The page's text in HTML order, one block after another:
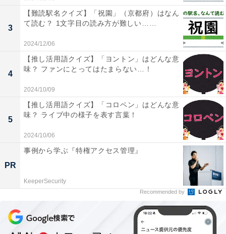
3
【難読駅名クイズ】「祝園」（京都府）はなん
て読む？ 1文字目の読み方が難しい……
2024/12/06
4
【推し活用語クイズ】「ヨントン」はどんな意
味？ ファンにとってはたまらない…！
2024/10/09
5
【推し活用語クイズ】「コロペン」はどんな意
味？ ライブ中の様子を表す言葉！
2024/10/06
PR
事例から学ぶ『特権アクセス管理』
KeeperSecurity
Recommended by